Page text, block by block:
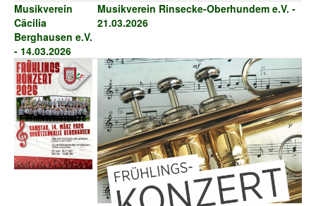
Musikverein
Cäcilia
Berghausen e.V.
- 14.03.2026
Musikverein Rinsecke-Oberhundem e.V. -
21.03.2026